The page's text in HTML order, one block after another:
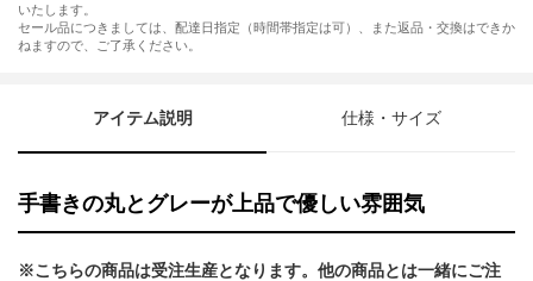
いたします。
セール品につきましては、配達日指定（時間帯指定は可）、また返品・交換はできか
ねますので、ご了承ください。
アイテム説明 仕様・サイズ
手書きの丸とグレーが上品で優しい雰囲気
※こちらの商品は受注生産となります。他の商品とは一緒にご注